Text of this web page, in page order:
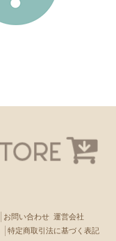
お問い合わせ 運営会社
特定商取引法に基づく表記